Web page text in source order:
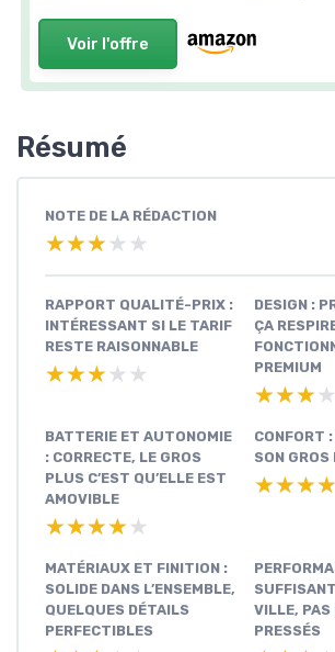
Voir l'offre
Résumé
NOTE DE LA RÉDACTION
★★★★★
★★★★★
RAPPORT QUALITÉ-PRIX :
INTÉRESSANT SI LE TARIF
RESTE RAISONNABLE
★★★★★
★★★★★
DESIGN :
ÇA
PREMIUM
BATTERIE ET AUTONOMIE
: CORRECTE, LE GROS
PLUS C’EST QU’ELLE EST
AMOVIBLE
★★★★★
★★★★★
CONFORT
SON
MATÉRIAUX ET FINITION :
SOLIDE DANS L’ENSEMBLE,
QUELQUES DÉTAILS
PERFECTIBLES
VILLE, PAS
PRESSÉS